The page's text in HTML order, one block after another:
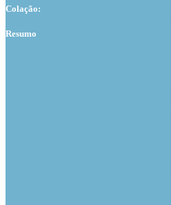
Colação:
Resumo